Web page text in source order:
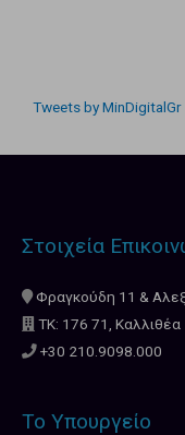
Tweets by MinDigitalGr
Στοιχεία
Φραγκούδη 11 &
ΤΚ: 176 71, Καλλιθέα
+30 210.9098.000
Το Υπουργείο